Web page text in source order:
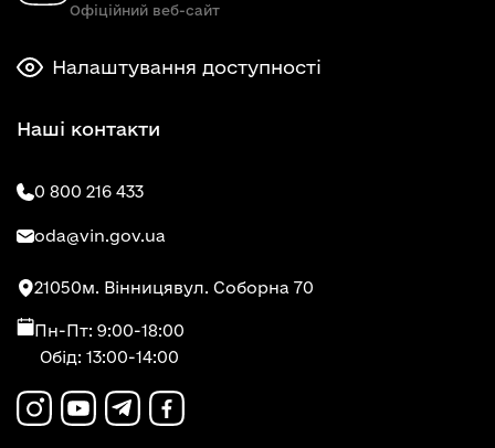
Офіційний веб-сайт
Налаштування доступності
Наші контакти
0 800 216 433
oda@vin.gov.ua
21050м. Вінницявул. Соборна 70
Пн-Пт: 9:00-18:00
Обід: 13:00-14:00